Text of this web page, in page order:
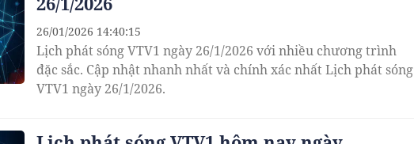
Lịch phát sóng VTV1 ngày 26/1/2026 với nhiều chương trình
đặc sắc. Cập nhật nhanh nhất và chính xác nhất Lịch phát sóng
VTV1 ngày 26/1/2026.
26/01/2026 14:40:15